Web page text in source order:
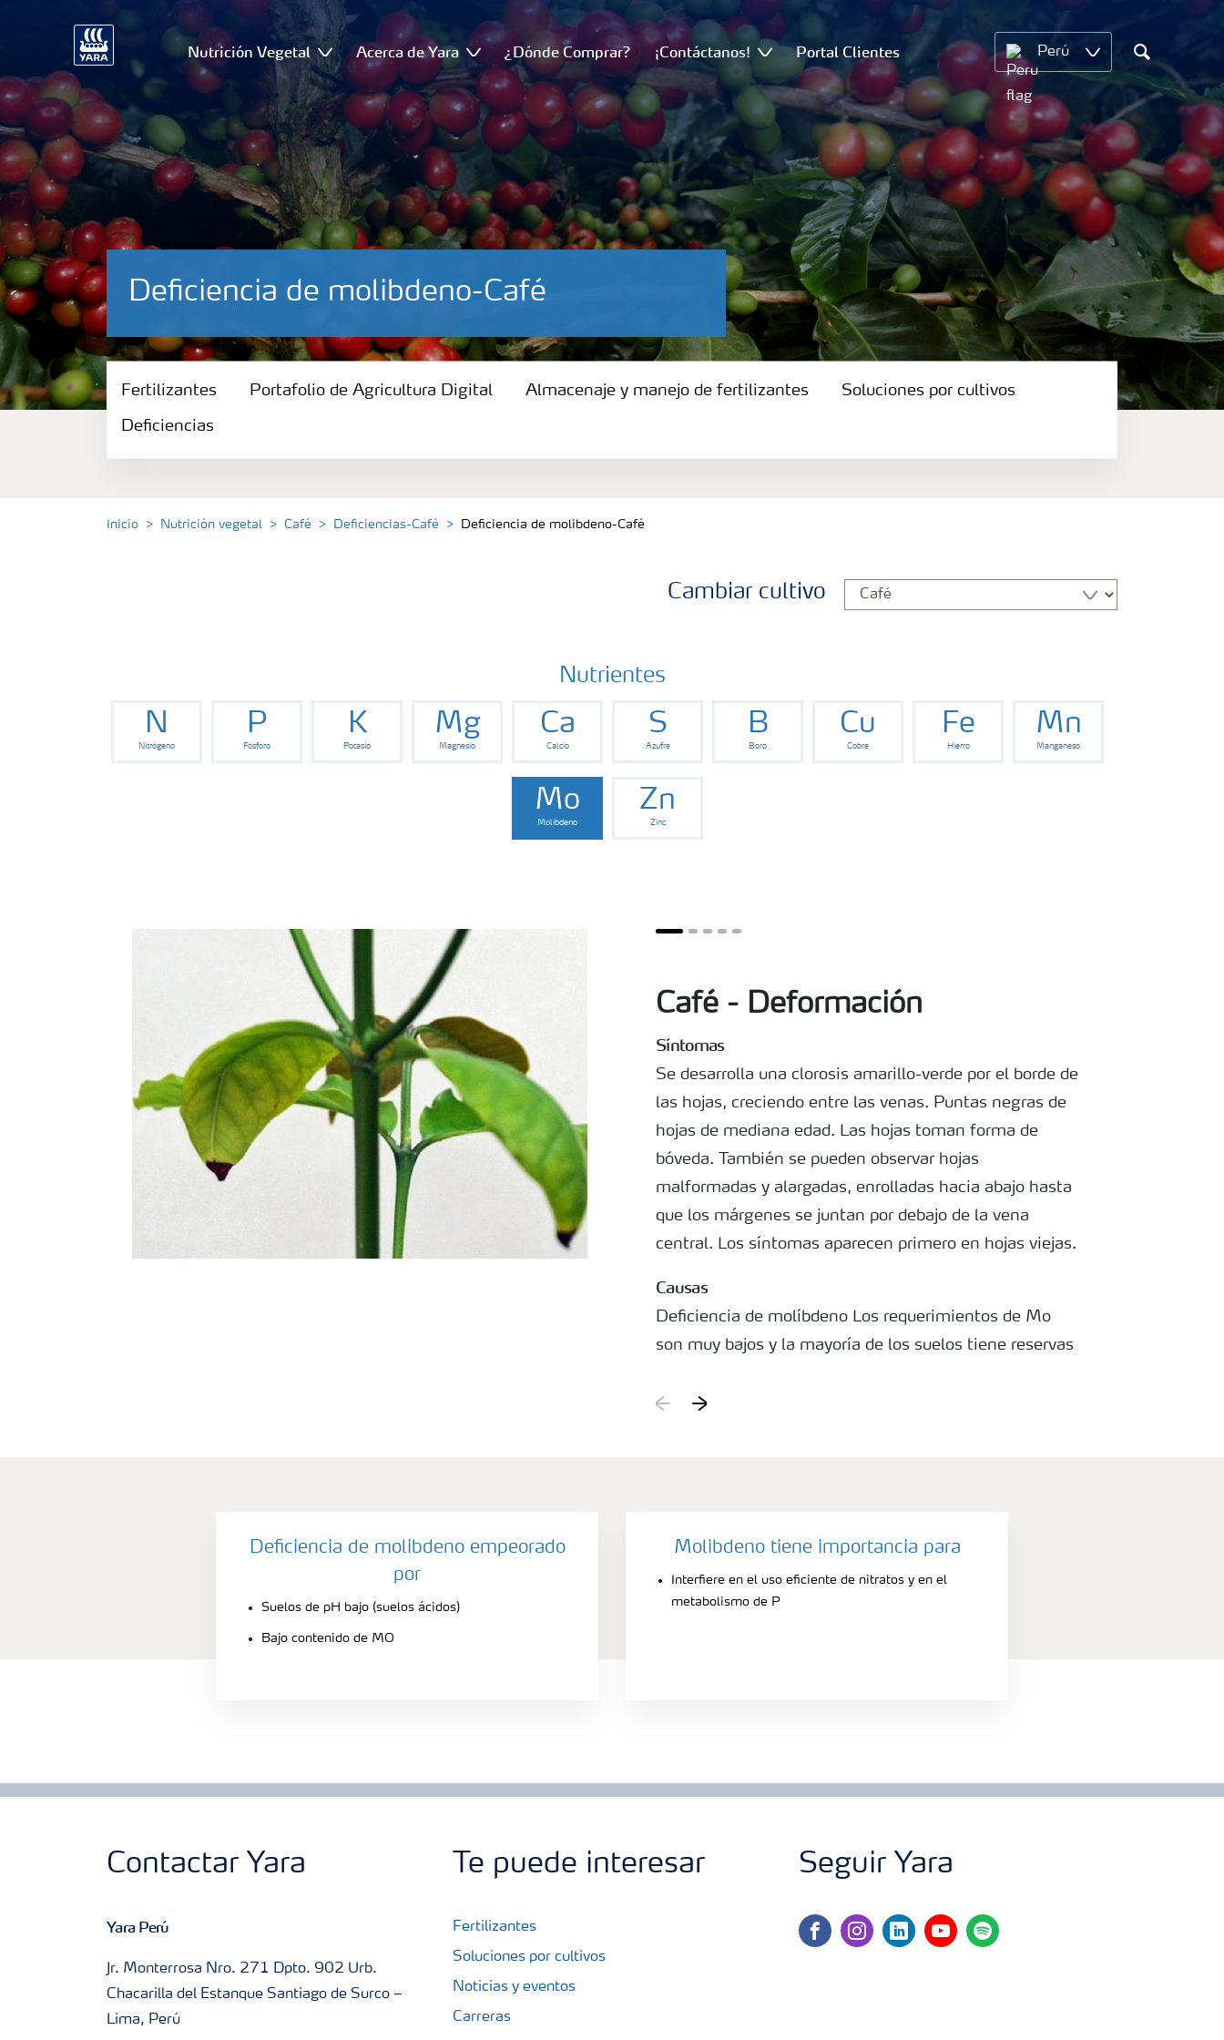
Nutrición Vegetal Acerca de Yara ¿Dónde Comprar? ¡Contáctanos! Portal Clientes Perú
Search
Deficiencia de molibdeno-Café
Fertilizantes
Portafolio de Agricultura Digital
Fertilizantes Portafolio de Agricultura Digital Almacenaje y manejo de fertilizantes Soluciones por cultivos
Deficiencias
Inicio Nutrición vegetal Café Deficiencias-Café Deficiencia de molibdeno-Café
Cambiar cultivo
Nutrientes
N
Nitrógeno
P
Fósforo
K
Potasio
Mg
Magnesio
Ca
Calcio
S
Azufre
B
Boro
Cu
Cobre
Fe
Hierro
Mn
Manganeso
Mo
Molibdeno
Zn
Zinc
Café - Deformación
Síntomas
Se desarrolla una clorosis amarillo-verde por el borde de
las hojas, creciendo entre las venas. Puntas negras de
hojas de mediana edad. Las hojas toman forma de
bóveda. También se pueden observar hojas
malformadas y alargadas, enrolladas hacia abajo hasta
que los márgenes se juntan por debajo de la vena
central. Los síntomas aparecen primero en hojas viejas.
Causas
Deficiencia de molíbdeno Los requerimientos de Mo
son muy bajos y la mayoría de los suelos tiene reservas
Como la disponibilidad de Mo aumenta con el pH del
Deficiencia de molibdeno empeorado
por
Suelos de pH bajo (suelos ácidos)
Bajo contenido de MO
Molibdeno tiene importancia para
Interfiere en el uso eficiente de nitratos y en el
metabolismo de P
Contactar Yara
Yara Perú
Jr. Monterrosa Nro. 271 Dpto. 902 Urb.
Chacarilla del Estanque Santiago de Surco –
Lima, Perú
Te puede interesar
Fertilizantes
Soluciones por cultivos
Noticias y eventos
Carreras
Seguir Yara
facebookinstagramlinkedinyoutubespotify